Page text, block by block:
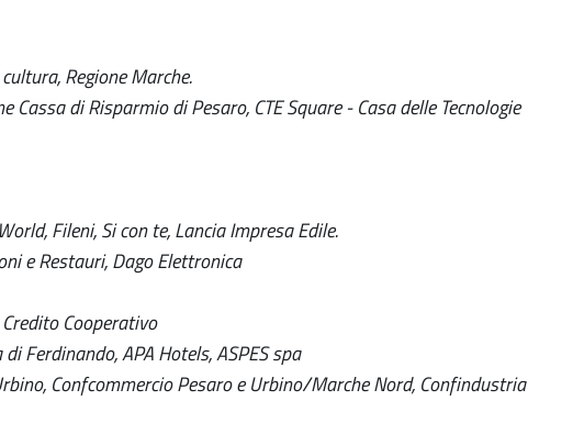
Regione Marche.
di Risparmio di Pesaro, CTE Square - Casa delle Tecnologie
Fileni, Si con te, Lancia Impresa Edile.
e Restauri, Dago Elettronica
Cooperativo
Ferdinando, APA Hotels, ASPES spa
Confcommercio Pesaro e Urbino/Marche Nord, Confindustria